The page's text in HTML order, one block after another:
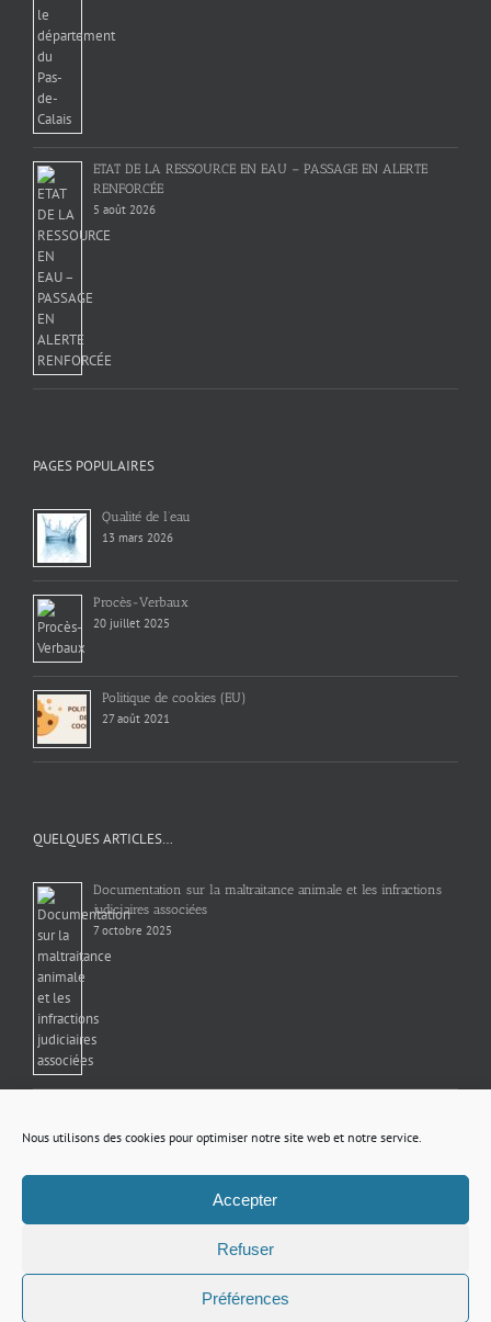
Nous utilisons des cookies pour optimiser notre site web et notre service.
Accepter
Refuser
Préférences
ETAT DE LA RESSOURCE EN EAU – PASSAGE EN ALERTE
RENFORCÉE
5 août 2026
PAGES POPULAIRES
Qualité de l’eau
13 mars 2026
Procès-Verbaux
20 juillet 2025
Politique de cookies (EU)
27 août 2021
QUELQUES ARTICLES…
Documentation sur la maltraitance animale et les infractions
judiciaires associées
7 octobre 2025
3 août 2026
TRAVAUX RUE DU PLOUY